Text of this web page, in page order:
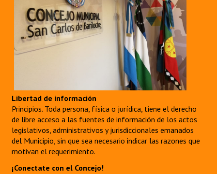
Libertad de información
Principios. Toda persona, física o jurídica, tiene el derecho
de libre acceso a las fuentes de información de los actos
legislativos, administrativos y jurisdiccionales emanados
del Municipio, sin que sea necesario indicar las razones que
motivan el requerimiento.
¡Conectate con el Concejo!